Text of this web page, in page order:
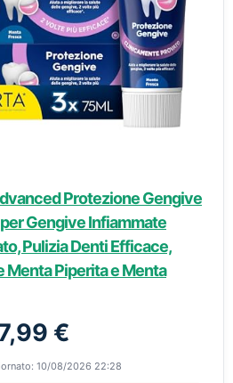
Protezione Gengive
Gengive Infiammate
Pulizia Denti Efficace,
Menta Piperita e Menta
€
10/08/2026 22:28